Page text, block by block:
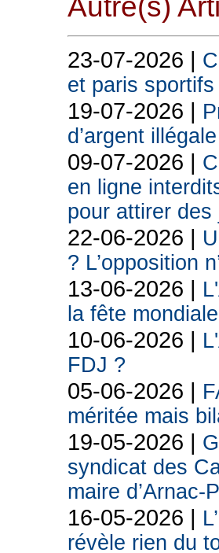
Autre(s)
23-07-2026 |
et paris
19-07-2026 |
d’argent
09-07-2026 |
en ligne
pour attirer des
22-06-2026 |
? L’opposition
13-06-2026 |
la fête
10-06-2026 |
FDJ ?
05-06-2026 |
méritée mais
19-05-2026 |
syndicat des
maire d’Arnac-
16-05-2026 |
révèle rien du